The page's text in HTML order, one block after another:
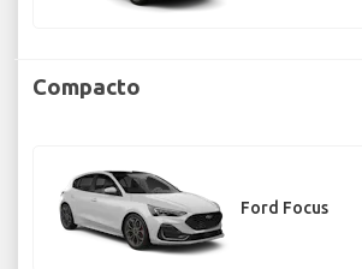
Compacto
Ford Focus